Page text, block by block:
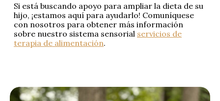
Si está buscando apoyo para ampliar la dieta de su
hijo, ¡estamos aquí para ayudarlo! Comuníquese
con nosotros para obtener más información
sobre nuestro sistema sensorial servicios de
terapia de alimentación.